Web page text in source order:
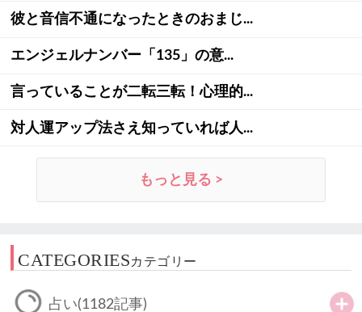
彼と音信不通になったときのおまじ...
エンジェルナンバー「135」の意...
言っていることが二転三転！心理的...
対人運アップ法さえ知っていれば人...
もっと見る >
CATEGORIESカテゴリー
占い(1182記事)